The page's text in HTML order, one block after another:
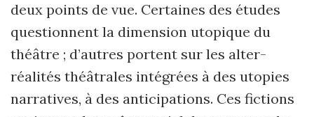
deux points de vue. Certaines des études
questionnent la dimension utopique du
théâtre ; d’autres portent sur les alter-
réalités théâtrales intégrées à des utopies
narratives, à des anticipations. Ces fictions